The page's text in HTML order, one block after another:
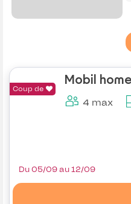
Coup de
Mobil
4 max
Du 05/09 au 12/09